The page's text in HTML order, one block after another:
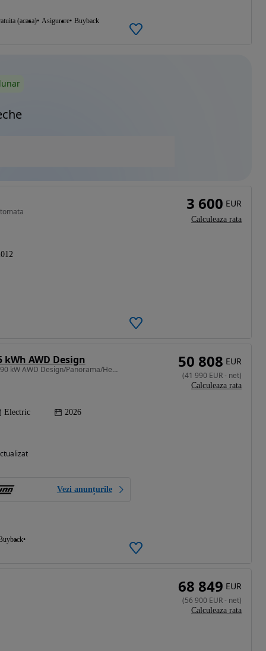
(acasa) Asigurare Buyback
3 600 EUR
Calculeaza rata
kWh AWD Design
530 CP • BYD Sealion 7 390 kW AWD Design/Panorama/Head-up/360
Electric 2026
Vezi anunțurile
50 808 EUR
(41 990 EUR- net)
Calculeaza rata
68 849 EUR
(56 900 EUR- net)
Calculeaza rata